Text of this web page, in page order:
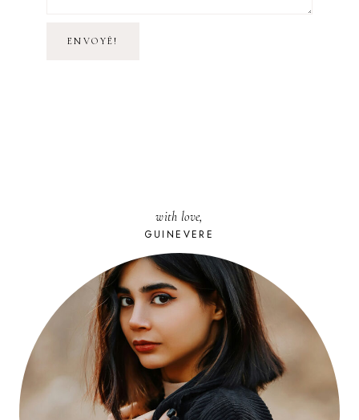
with love,
GUINEVERE